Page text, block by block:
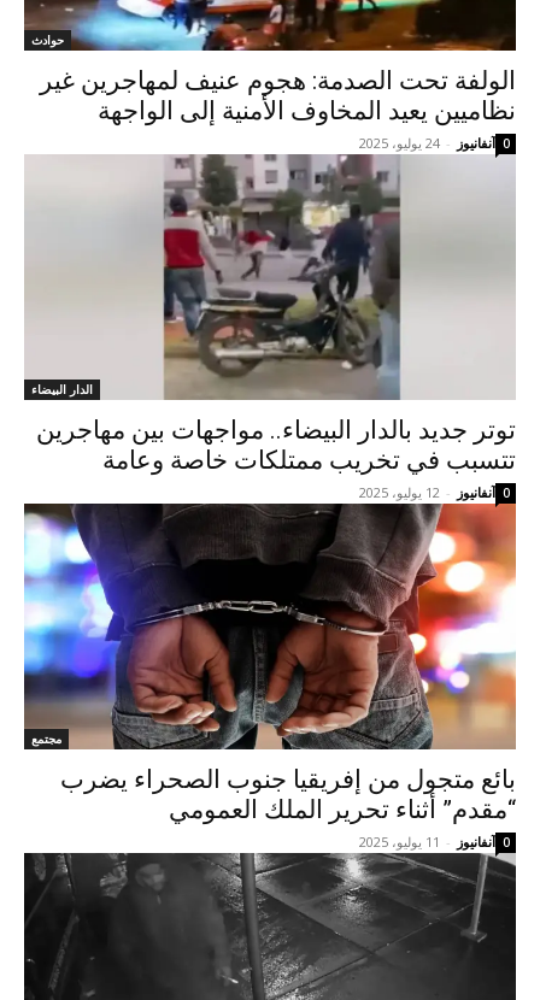
حوادث
الولفة تحت الصدمة: هجوم عنيف لمهاجرين غير
نظاميين يعيد المخاوف الأمنية إلى الواجهة
آنفانيوز - 24 يوليو، 2025 0
الدار البيضاء
توتر جديد بالدار البيضاء.. مواجهات بين مهاجرين
تتسبب في تخريب ممتلكات خاصة وعامة
آنفانيوز - 12 يوليو، 2025 0
مجتمع
بائع متجول من إفريقيا جنوب الصحراء يضرب
“مقدم” أثناء تحرير الملك العمومي
آنفانيوز - 11 يوليو، 2025 0